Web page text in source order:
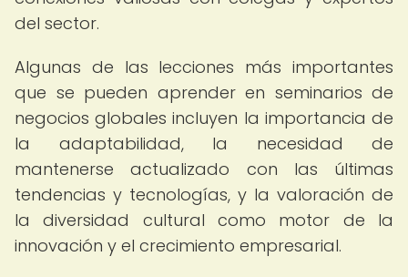
del sector.
Algunas de las lecciones más importantes
que se pueden aprender en seminarios de
negocios globales incluyen la importancia de
la adaptabilidad, la necesidad de
mantenerse actualizado con las últimas
tendencias y tecnologías, y la valoración de
la diversidad cultural como motor de la
innovación y el crecimiento empresarial.